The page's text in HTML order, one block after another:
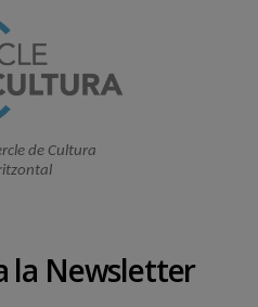
de Cultura
la Newsletter